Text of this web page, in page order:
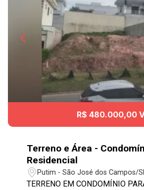
R$ 480.000,00
Terreno e Área -
Residencial
Putim - São José dos Campos/
TERRENO EM CONDOMÍNIO